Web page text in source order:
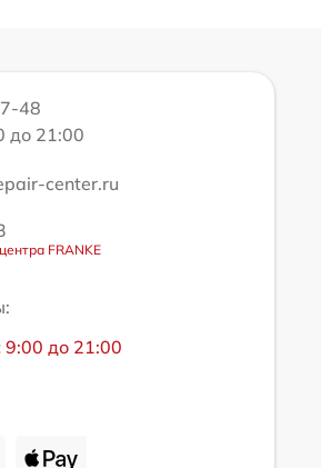
48
до 21:00
center.ru
FRANKE
до 21:00